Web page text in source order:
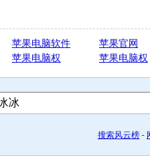
苹果电脑软件
苹果官网
苹果电脑权 苹果电脑权
搜索风云榜 -